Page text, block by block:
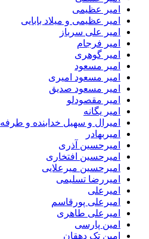
امیر عظیمی
امیر عظیمی و میلاد بابایی
امیر علی سرباز
امیر فرجام
امیر گوهری
امیر مسعود
امیر مسعود امیری
امیر مسعود صدیق
امیر مقصودلو
امیر یگانه
امیرال و سهیل خدابنده و طرفه
امیربهادر
امیرحسین آذری
امیرحسین افتخاری
امیرحسین میرعلایی
امیررضا تسلیمی
امیرعلی
امیرعلی پورقاسم
امیرعلی طاهری
امین پارسی
امین تک دهقان